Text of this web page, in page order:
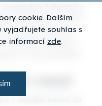
cookie. Dalším
souhlas s
informací zde.
náhradnímu výherci.
účinných právních
Pořadatel povinen
se tuto povinnost
údajů
v Soutěži berou na